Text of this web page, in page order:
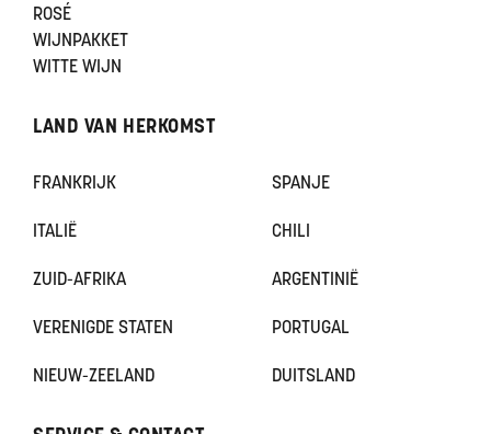
ROSÉ
WIJNPAKKET
WITTE WIJN
LAND VAN HERKOMST
FRANKRIJK SPANJE
ITALIË CHILI
ZUID-AFRIKA ARGENTINIË
VERENIGDE STATEN PORTUGAL
NIEUW-ZEELAND DUITSLAND